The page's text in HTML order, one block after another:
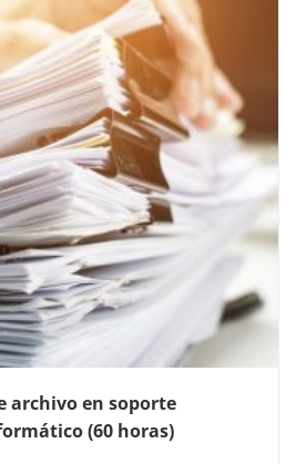
archivo en soporte
(60 horas)